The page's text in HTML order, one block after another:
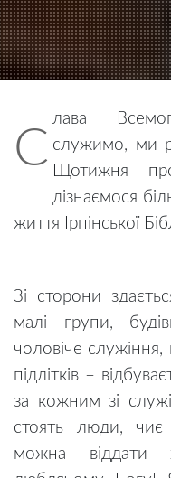
С
лава
служимо, ми
Щотижня
дізнаємося
життя Ірпінської
Зі сторони
малі групи,
чоловіче служіння,
підлітків –
за кожним зі
стоять люди, чиє
можна віддати